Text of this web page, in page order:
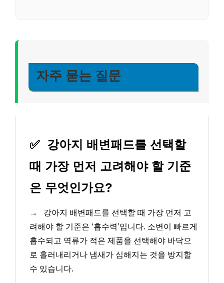
자주 묻는 질문
✅ 강아지 배변패드를 선택할
때 가장 먼저 고려해야 할 기준
은 무엇인가요?
→
강아지 배변패드를 선택할 때 가장 먼저 고
려해야 할 기준은 ‘흡수력’입니다. 소변이 빠르게
흡수되고 역류가 적은 제품을 선택해야 바닥으
로 흘러내리거나 냄새가 심해지는 것을 방지할
수 있습니다.